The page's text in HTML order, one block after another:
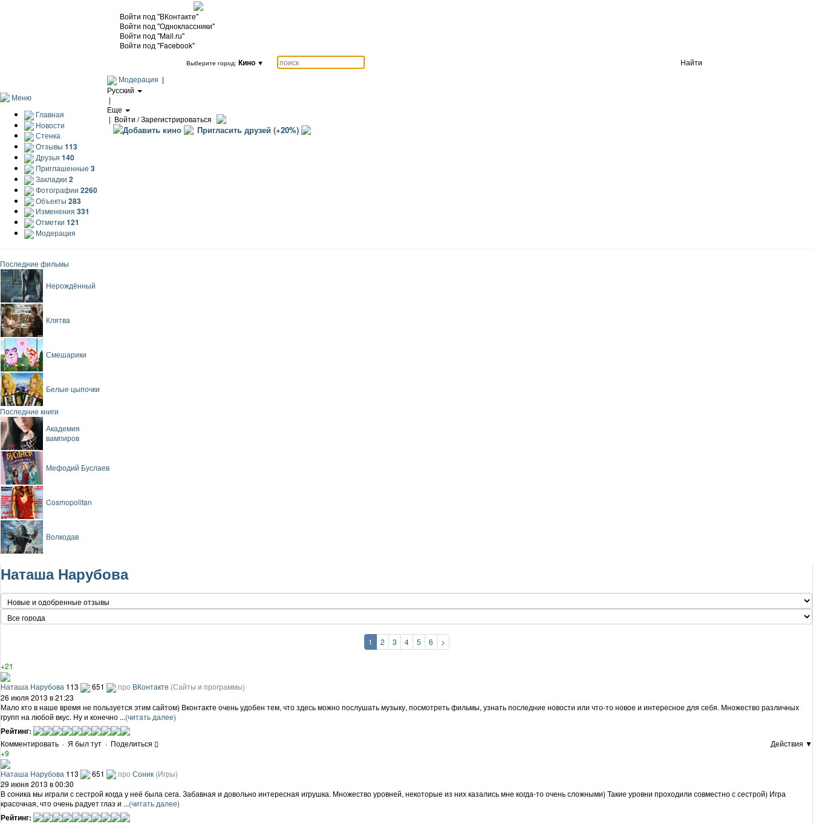
Войти под "ВКонтакте"
Войти под "Одноклассники"
Войти под "Mail.ru"
Войти под "Facebook"
Выберите город: Кино ▼
Найти
Модерация |
Русский
|
Еще
| Войти / Зарегистрироваться
Добавить кино Пригласить друзей (+20%)
Меню
Главная
Новости
Стенка
Отзывы 113
Друзья 140
Приглашенные 3
Закладки 2
Фотографии 2260
Объекты 283
Изменения 331
Отметки 121
Модерация
Последние фильмы
Нерождённый
Клятва
Смешарики
Белые цыпочки
Последние книги
Академия
вампиров
Мефодий Буслаев
Cosmopolitan
Волкодав
Наташа Нарубова
1 2 3 4 5 6 >
+21
Наташа Нарубова 113 651 про ВКонтакте (Сайты и программы)
26 июля 2013 в 21:23
Мало кто в наше время не пользуется этим сайтом) Вконтакте очень удобен тем, что здесь можно послушать музыку, посмотреть фильмы, узнать последние новости или что-то новое и интересное для себя. Множество различных
групп на любой вкус. Ну и конечно ...(читать далее)
Рейтинг:
Комментировать · Я был тут · Поделиться
Действия ▼
+9
Наташа Нарубова 113 651 про Соник (Игры)
29 июня 2013 в 00:30
В соника мы играли с сестрой когда у неё была сега. Забавная и довольно интересная игрушка. Множество уровней, некоторые из них казались мне когда-то очень сложными) Такие уровни проходили совместно с сестрой) Игра
красочная, что очень радует глаз и ...(читать далее)
Рейтинг: